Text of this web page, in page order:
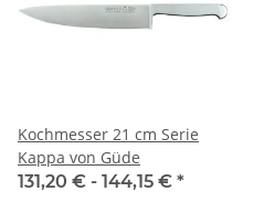
Kochmesser 21 cm Serie
Kappa von Güde
131,20 € - 144,15 € *